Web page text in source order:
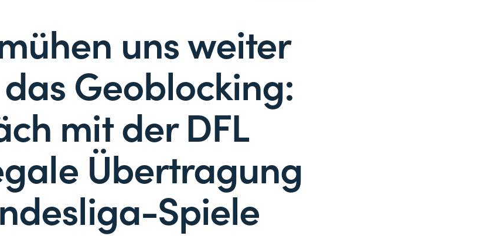
uns weiter
Geoblocking:
mit der DFL
Übertragung
Spiele